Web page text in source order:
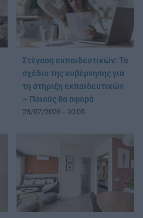
Στέγαση εκπαιδευτικών: Το
σχέδιο της κυβέρνησης για
τη στήριξη εκπαιδευτικών
– Ποιούς θα αφορά
23/07/2026 - 10:05